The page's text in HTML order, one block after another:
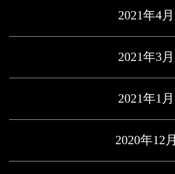
2021年4月
2021年3月
2021年1月
2020年12月